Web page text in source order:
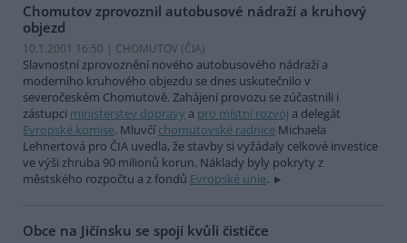
Chomutov zprovoznil autobusové nádraží a kruhový
objezd
10.1.2001 16:50 | CHOMUTOV (ČIA)
Slavnostní zprovoznění nového autobusového nádraží a
moderního kruhového objezdu se dnes uskutečnilo v
severočeském Chomutově. Zahájení provozu se zúčastnili i
zástupci ministerstev dopravy a pro místní rozvoj a delegát
Evropské komise. Mluvčí chomutovské radnice Michaela
Lehnertová pro ČIA uvedla, že stavby si vyžádaly celkové investice
ve výši zhruba 90 milionů korun. Náklady byly pokryty z
městského rozpočtu a z fondů Evropské unie.
Obce na Jičínsku se spojí kvůli čističce